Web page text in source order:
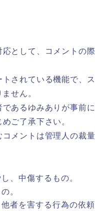
として、コメントの
されている機能で、
せん。
あるゆみありが事前
ご了承下さい。
メントは管理人の裁
、中傷するもの。
。
者を害する行為の依